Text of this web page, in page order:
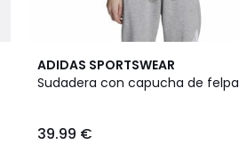
ADIDAS SPORTSWEAR
Sudadera con capucha de felpa
39.99 €
4,8
/ 5